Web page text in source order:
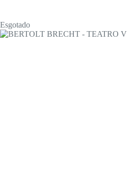
Esgotado